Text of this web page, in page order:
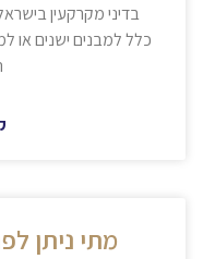
בדיני מקרקעין
כלל למבנים ישנים או
מתי ניתן